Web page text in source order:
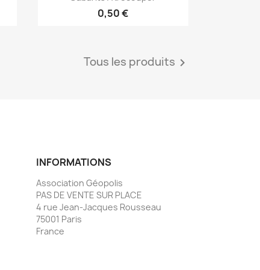
0,50 €
Tous les produits 
INFORMATIONS
Association Géopolis
PAS DE VENTE SUR PLACE
4 rue Jean-Jacques Rousseau
75001 Paris
France